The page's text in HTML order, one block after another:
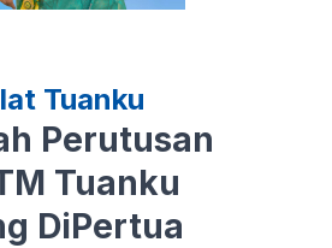
Tuanku
Perutusan
Tuanku
DiPertua